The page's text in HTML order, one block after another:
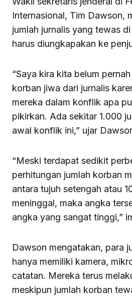
Internasional, Tim Dawson,
jumlah jurnalis yang tewas
harus diungkapakan ke
“Saya kira kita belum
korban jiwa dari jurnalis
mereka dalam konflik apa
pikirkan. Ada sekitar 1.000
awal konflik ini,” ujar
“Meski terdapat sedikit
perhitungan jumlah korban
antara tujuh setengah atau
meninggal, maka angka
angka yang sangat tinggi,”
Dawson mengatakan, para
hanya memiliki kamera,
catatan. Mereka terus
meskipun jumlah korban